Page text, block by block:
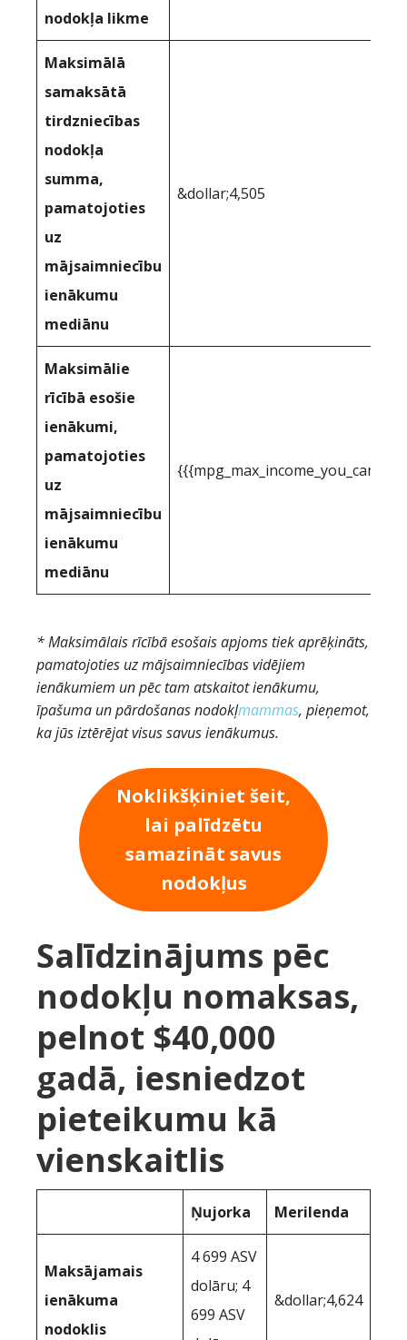
nodokļa likme
Maksimālā
samaksātā
tirdzniecības
nodokļa
summa,
pamatojoties
uz
mājsaimniecību
ienākumu
mediānu
&dollar;4,505
Maksimālie
rīcībā esošie
ienākumi,
pamatojoties
uz
mājsaimniecību
ienākumu
mediānu
* Maksimālais rīcībā esošais apjoms tiek aprēķināts,
pamatojoties uz mājsaimniecības vidējiem
ienākumiem un pēc tam atskaitot ienākumu,
īpašuma un pārdošanas nodokļmammas, pieņemot,
ka jūs iztērējat visus savus ienākumus.
Noklikšķiniet šeit,
lai palīdzētu
samazināt savus
nodokļus
Salīdzinājums pēc
nodokļu nomaksas,
pelnot $40,000
gadā, iesniedzot
pieteikumu kā
vienskaitlis
Ņujorka Merilenda
Maksājamais
ienākuma
nodoklis
4 699 ASV
dolāru; 4
699 ASV
&dollar;4,624